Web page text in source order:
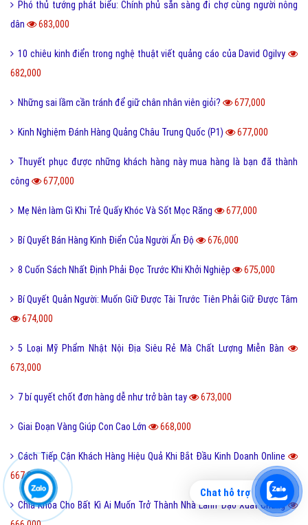
Phó thủ tướng phát biểu: Chính phủ sẵn sàng đi chợ cùng người nông
dân
683,000
10 chiêu kinh điển trong nghệ thuật viết quảng cáo của David Ogilvy
682,000
Những sai lầm cần tránh để giữ chân nhân viên giỏi? 677,000
Kinh Nghiệm Đánh Hàng Quảng Châu Trung Quốc (P1) 677,000
Thuyết phục được những khách hàng này mua hàng là bạn đã thành
công
677,000
Mẹ Nên làm Gì Khi Trẻ Quấy Khóc Và Sốt Mọc Răng 677,000
Bí Quyết Bán Hàng Kinh Điển Của Người Ấn Độ 676,000
8 Cuốn Sách Nhất Định Phải Đọc Trước Khi Khởi Nghiệp 675,000
Bí Quyết Quản Người: Muốn Giữ Được Tài Trước Tiên Phải Giữ Được Tâm
674,000
5 Loại Mỹ Phẩm Nhật Nội Địa Siêu Rẻ Mà Chất Lượng Miễn Bàn
673,000
7 bí quyết chốt đơn hàng dễ như trở bàn tay 673,000
Giai Đoạn Vàng Giúp Con Cao Lớn 668,000
Cách Tiếp Cận Khách Hàng Hiệu Quả Khi Bắt Đầu Kinh Doanh Online
667,000
Chìa Khóa Cho Bất Kì Ai Muốn Trở Thành Nhà Lãnh Đạo Xuất Chúng
Chat hỗ trợ